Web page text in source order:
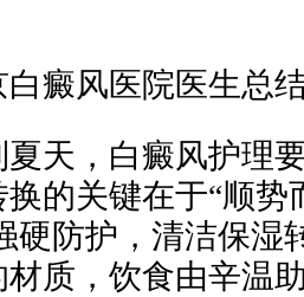
癜风医院医生总
，白癜风护理要
的关键在于“顺势
硬防护，清洁保湿
材质，饮食由辛温